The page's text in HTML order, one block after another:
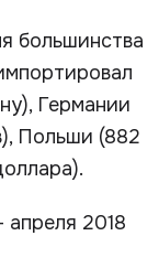
большинства
Германии
Польши (882
апреля 2018